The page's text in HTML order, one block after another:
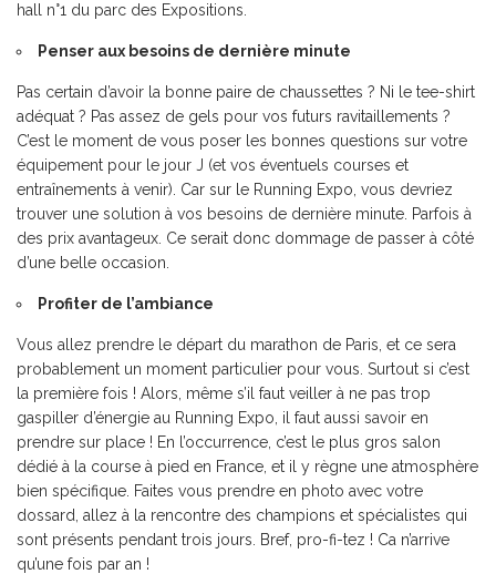
hall n°1 du parc des Expositions.
Penser aux besoins de dernière minute
Pas certain d’avoir la bonne paire de chaussettes ? Ni le tee-shirt
adéquat ? Pas assez de gels pour vos futurs ravitaillements ?
C’est le moment de vous poser les bonnes questions sur votre
équipement pour le jour J (et vos éventuels courses et
entraînements à venir). Car sur le Running Expo, vous devriez
trouver une solution à vos besoins de dernière minute. Parfois à
des prix avantageux. Ce serait donc dommage de passer à côté
d’une belle occasion.
Profiter de l’ambiance
Vous allez prendre le départ du marathon de Paris, et ce sera
probablement un moment particulier pour vous. Surtout si c’est
la première fois ! Alors, même s’il faut veiller à ne pas trop
gaspiller d’énergie au Running Expo, il faut aussi savoir en
prendre sur place ! En l’occurrence, c’est le plus gros salon
dédié à la course à pied en France, et il y règne une atmosphère
bien spécifique. Faites vous prendre en photo avec votre
dossard, allez à la rencontre des champions et spécialistes qui
sont présents pendant trois jours. Bref, pro-fi-tez ! Ca n’arrive
qu’une fois par an !